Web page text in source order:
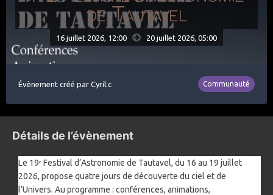
de Tautavel
16 juillet 2026, 12:00 20 juillet 2026, 05:00
Évènement créé par Cyril.c Communauté
Détails de l’évènement
Le 19ᵉ Festival d’Astronomie de Tautavel, du 16 au 19 juillet
2026, propose quatre jours de découverte du ciel et de
l’Univers. Au programme : conférences, animations,